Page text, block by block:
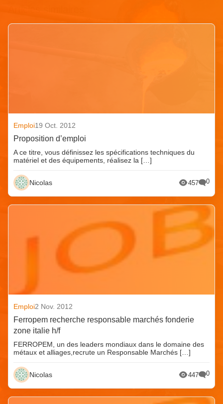
Emploi19 Oct. 2012
Proposition d’emploi
A ce titre, vous définissez les spécifications techniques du
matériel et des équipements, réalisez la […]
Nicolas 457 0
Emploi2 Nov. 2012
Ferropem recherche responsable marchés fonderie
zone italie h/f
FERROPEM, un des leaders mondiaux dans le domaine des
métaux et alliages,recrute un Responsable Marchés […]
Nicolas 447 0